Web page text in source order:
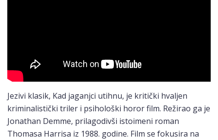
Jezivi klasik, Kad jaganjci utihnu, je kritički hvaljen
kriminalistički triler i psihološki horor film. Režirao ga je
Jonathan Demme, prilagodivši istoimeni roman
Thomasa Harrisa iz 1988. godine. Film se fokusira na